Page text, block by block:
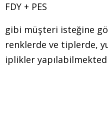
FDY + PES
gibi müşteri isteğine
renklerde ve tiplerde,
iplikler